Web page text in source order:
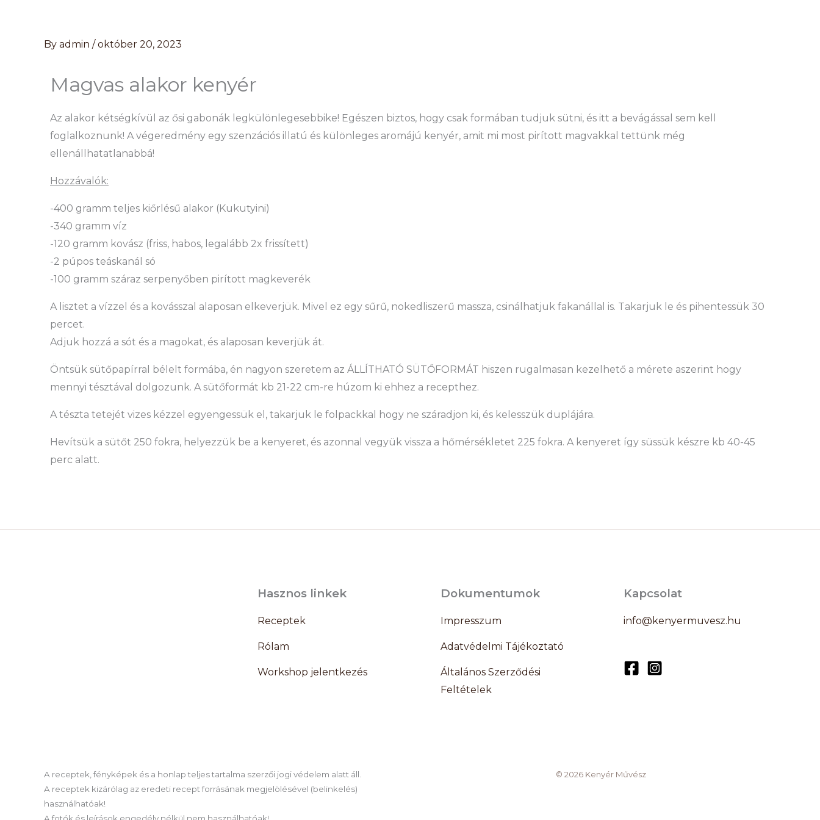
By admin /október 20, 2023
Magvas alakor kenyér
Az alakor kétségkívül az ősi gabonák legkülönlegesebbike! Egészen biztos, hogy csak formában tudjuk sütni, és itt a bevágással sem kell
foglalkoznunk! A végeredmény egy szenzációs illatú és különleges aromájú kenyér, amit mi most pirított magvakkal tettünk még
ellenállhatatlanabbá!
Hozzávalók:
-400 gramm teljes kiőrlésű alakor (Kukutyini)
-340 gramm víz
-120 gramm kovász (friss, habos, legalább 2x frissített)
-2 púpos teáskanál só
-100 gramm száraz serpenyőben pirított magkeverék
A lisztet a vízzel és a kovásszal alaposan elkeverjük. Mivel ez egy sűrű, nokedliszerű massza, csinálhatjuk fakanállal is. Takarjuk le és pihentessük 30
percet.
Adjuk hozzá a sót és a magokat, és alaposan keverjük át.
Öntsük sütőpapírral bélelt formába, én nagyon szeretem az ÁLLÍTHATÓ SÜTŐFORMÁT hiszen rugalmasan kezelhető a mérete aszerint hogy
mennyi tésztával dolgozunk. A sütőformát kb 21-22 cm-re húzom ki ehhez a recepthez.
A tészta tetejét vizes kézzel egyengessük el, takarjuk le folpackkal hogy ne száradjon ki, és kelesszük duplájára.
Hevítsük a sütőt 250 fokra, helyezzük be a kenyeret, és azonnal vegyük vissza a hőmérsékletet 225 fokra. A kenyeret így süssük készre kb 40-45
perc alatt.
Hasznos linkek
Receptek
Rólam
Workshop jelentkezés
Dokumentumok
Impresszum
Adatvédelmi Tájékoztató
Általános Szerződési
Feltételek
Kapcsolat
info@kenyermuvesz.hu
A receptek, fényképek és a honlap teljes tartalma szerzői jogi védelem alatt áll.
A receptek kizárólag az eredeti recept forrásának megjelölésével (belinkelés)
használhatóak!
© 2026 Kenyér Művész